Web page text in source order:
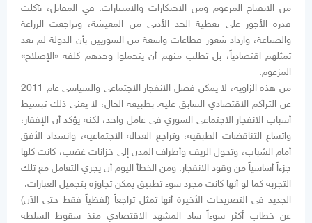
من الانفتاح المزعوم ومن الاحتكارات والامتيازات. في المقابل، تآكلت
قدرة الأجور على تغطية الحد الأدنى من المعيشة، وتراجعت الزراعة
والصناعة، وازداد شعور قطاعات واسعة من السوريين بأن الدولة لم تعد
تمثلهم اقتصادياً، بل تطلب منهم أن يتحملوا وحدهم كلفة «الإصلاح»
المزعوم.
من هذه الزاوية، لا يمكن فصل الانفجار الاجتماعي والسياسي عام 2011
عن التراكم الاقتصادي السابق عليه. بطبيعة الحال، لا يعني ذلك تبسيط
أسباب الانفجار الاجتماعي السوري في عامل واحد، لكنه يؤكد أن الإفقار،
واتساع التناقضات الطبقية، وتراجع العدالة الاجتماعية، وانسداد الأفق
أمام الشباب، وتحول الريف وأطراف المدن إلى خزانات غضب، كانت كلها
جزءاً أساسياً من وقود الانفجار. ومن الخطأ اليوم أن يجري التعامل مع تلك
التجربة كما لو أنها كانت مجرد سوء تطبيق يمكن تجاوزه بتجميل العبارات.
الجديد في التصريحات الأخيرة أنها تمثل تراجعاً (لفظياً فقط حتى الآن)
عن خطاب أكثر سوءاً ساد المشهد الاقتصادي منذ سقوط السلطة